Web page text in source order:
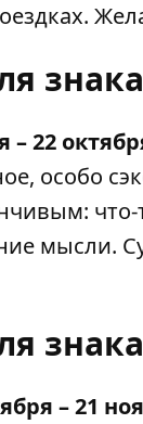
– 22
особо
что-
мысли.
– 21